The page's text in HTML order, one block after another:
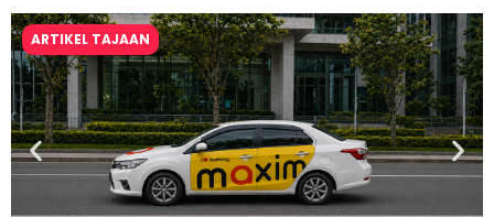
ARTIKEL TAJAAN